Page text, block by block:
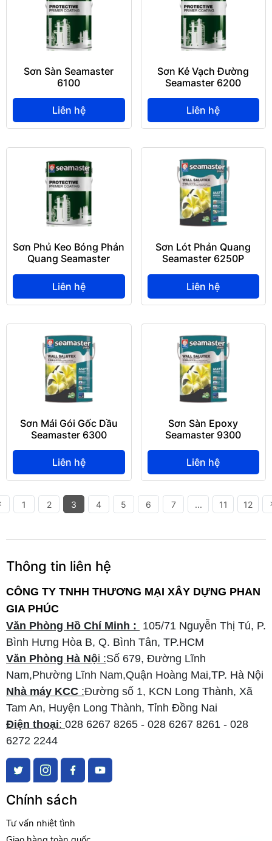
Sơn Sàn Seamaster
6100
Liên hệ
Sơn Kẻ Vạch Đường
Seamaster 6200
Liên hệ
Sơn Phủ Keo Bóng Phản
Quang Seamaster
Liên hệ
Sơn Lót Phản Quang
Seamaster 6250P
Liên hệ
Sơn Mái Gói Gốc Dầu
Seamaster 6300
Liên hệ
Sơn Sàn Epoxy
Seamaster 9300
Liên hệ
1 2 3 4 5 6 7 ... 11 12
Thông tin liên hệ
CÔNG TY TNHH THƯƠNG MẠI XÂY DỰNG PHAN
GIA PHÚC
Văn Phòng Hồ Chí Minh : 105/71 Nguyễn Thị Tú, P.
Bình Hưng Hòa B, Q. Bình Tân, TP.HCM
Văn Phòng Hà Nội :Số 679, Đường Lĩnh
Nam,Phường Lĩnh Nam,Quận Hoàng Mai,TP. Hà Nội
Nhà máy KCC :Đường số 1, KCN Long Thành, Xã
Tam An, Huyện Long Thành, Tỉnh Đồng Nai
Điện thoại: 028 6267 8265 - 028 6267 8261 - 028
6272 2244
Chính sách
Tư vấn nhiệt tình